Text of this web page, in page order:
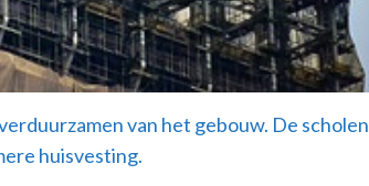
van het gebouw. De scholen
huisvesting.